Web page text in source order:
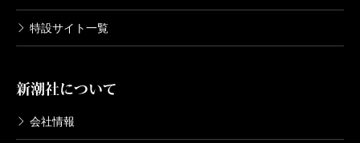
特設サイト一覧
新潮社について
会社情報